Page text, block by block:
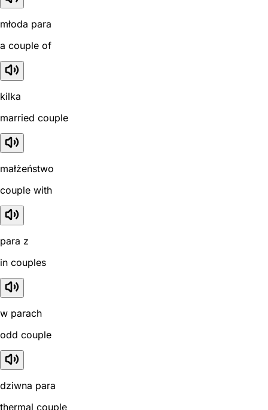
młoda para
a couple of
kilka
married couple
małżeństwo
couple with
para z
in couples
w parach
odd couple
dziwna para
thermal couple